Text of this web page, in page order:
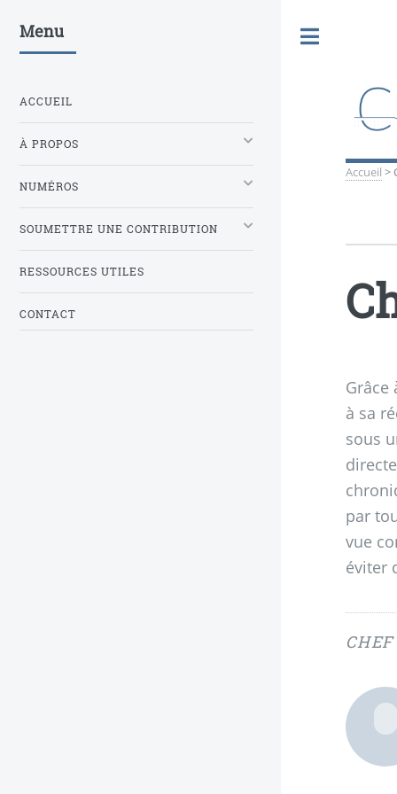
Accueil >
Grâce
à sa
sous
par
vue
éviter
Menu
ACCUEIL
À PROPOS
NUMÉROS
SOUMETTRE UNE CONTRIBUTION
RESSOURCES UTILES
CONTACT